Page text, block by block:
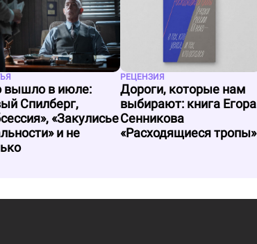
вышло в июле:
Спилберг,
«Закулисье
и не
РЕЦЕНЗИЯ
Дороги, которые нам
выбирают: книга Егора
Сенникова
«Расходящиеся тропы»